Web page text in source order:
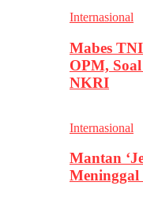
Internasional
Mabes
OPM,
NKRI
Internasional
Mantan